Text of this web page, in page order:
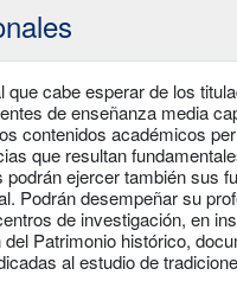
que cabe esperar de los
de enseñanza media
contenidos académicos
que resultan
ejercer también sus
Podrán desempeñar su
de investigación, en
del Patrimonio histórico,
al estudio de